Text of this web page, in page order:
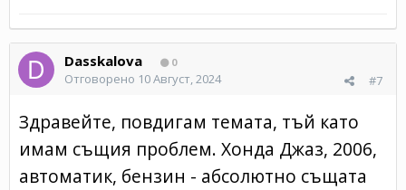
Dasskalova 0
#7
Отговорено 10 Август, 2024
Здравейте, повдигам темата, тъй като
имам същия проблем. Хонда Джаз, 2006,
автоматик, бензин - абсолютно същата